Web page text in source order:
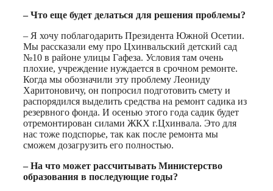
– Что еще будет делаться для решения проблемы?
– Я хочу поблагодарить Президента Южной Осетии.
Мы рассказали ему про Цхинвальский детский сад
№10 в районе улицы Гафеза. Условия там очень
плохие, учреждение нуждается в срочном ремонте.
Когда мы обозначили эту проблему Леониду
Харитоновичу, он попросил подготовить смету и
распорядился выделить средства на ремонт садика из
резервного фонда. И осенью этого года садик будет
отремонтирован силами ЖКХ г.Цхинвала. Это для
нас тоже подспорье, так как после ремонта мы
сможем дозагрузить его полностью.
– На что может рассчитывать Министерство
образования в последующие годы?